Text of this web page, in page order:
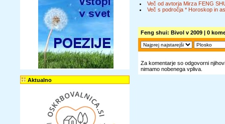
Aktualno
Več od avtorja Mirza FENG
Več s področja * Horoskop in
Feng shui: Bivol v 2009 | 0
Za komentarje so odgovorni
nimamo nobenega vpliva.